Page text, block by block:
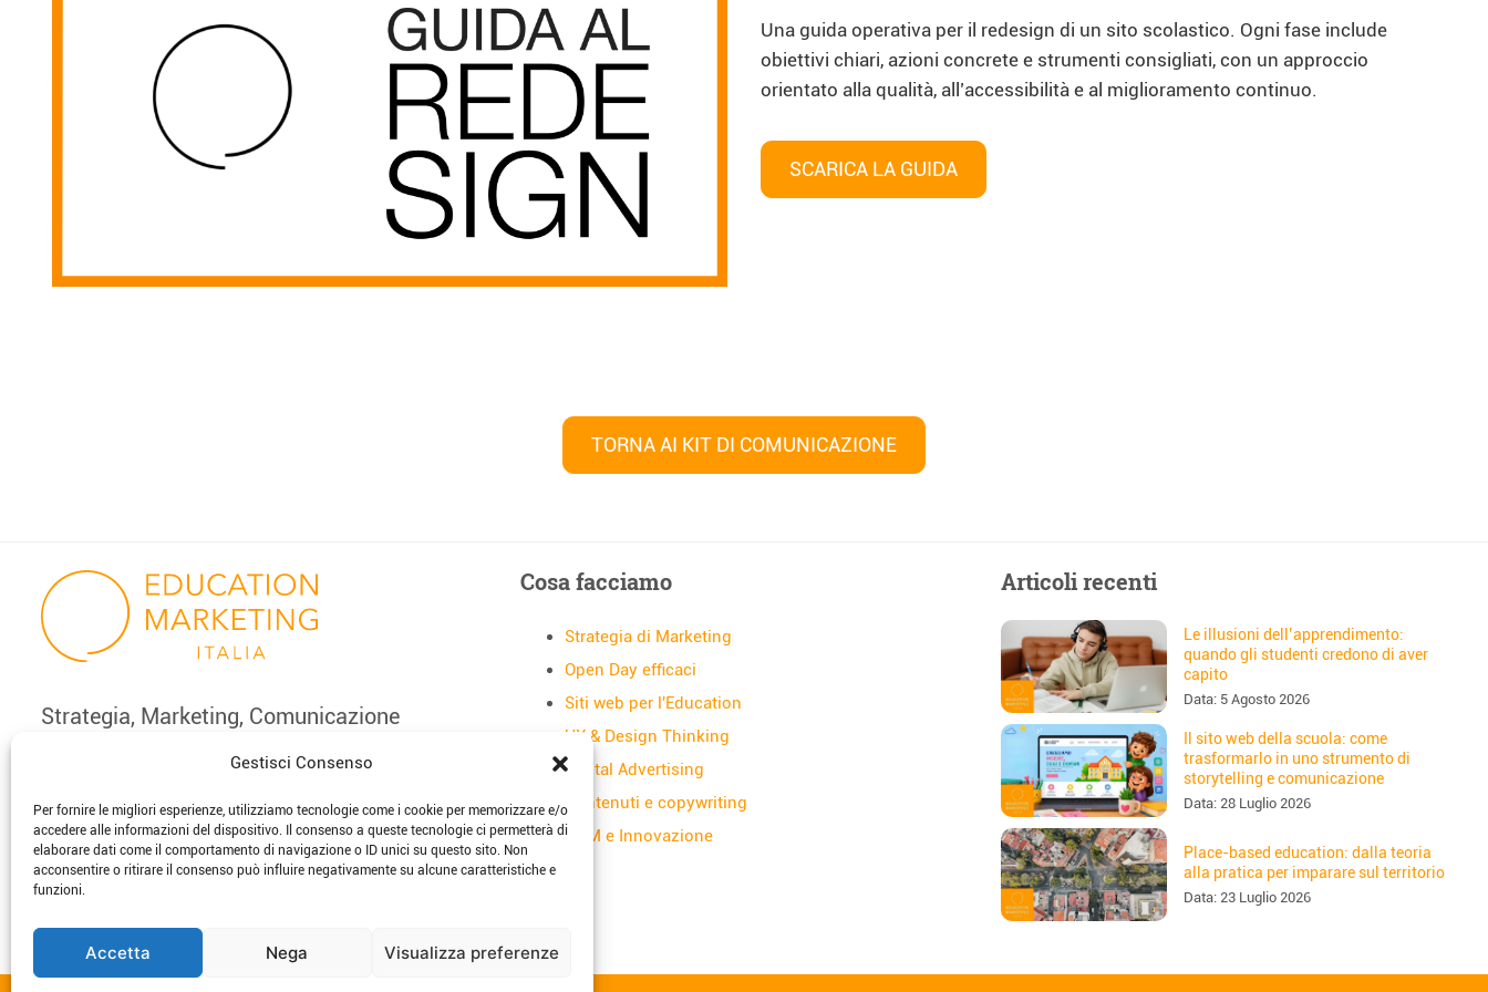
Gestisci Consenso
Per fornire le migliori esperienze, utilizziamo tecnologie come i cookie per memorizzare e/o
accedere alle informazioni del dispositivo. Il consenso a queste tecnologie ci permetterà di
elaborare dati come il comportamento di navigazione o ID unici su questo sito. Non
acconsentire o ritirare il consenso può influire negativamente su alcune caratteristiche e
funzioni.
Accetta Nega Visualizza preferenze
Una guida operativa per il redesign di un sito scolastico. Ogni fase include
obiettivi chiari, azioni concrete e strumenti consigliati, con un approccio
orientato alla qualità, all’accessibilità e al miglioramento continuo.
SCARICA LA GUIDA
TORNA AI KIT DI COMUNICAZIONE
Navigazione
articoli
Strategia, Marketing, Comunicazione
phone email
Cosa facciamo
Strategia di Marketing
Open Day efficaci
Siti web per l'Education
UX & Design Thinking
Digital Advertising
Contenuti e copywriting
CRM e Innovazione
Articoli recenti
Le illusioni dell’apprendimento:
quando gli studenti credono di aver
capito
Data: 5 Agosto 2026
Il sito web della scuola: come
trasformarlo in uno strumento di
storytelling e comunicazione
Data: 28 Luglio 2026
Place-based education: dalla teoria
alla pratica per imparare sul territorio
Data: 23 Luglio 2026